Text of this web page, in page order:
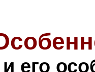
его